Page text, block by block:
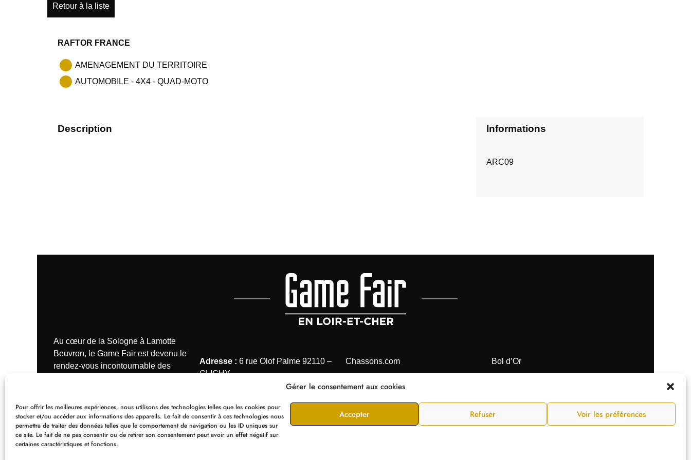
Gérer le consentement aux cookies
Pour offrir les meilleures expériences, nous utilisons des technologies telles que les cookies pour
stocker et/ou accéder aux informations des appareils. Le fait de consentir à ces technologies nous
permettra de traiter des données telles que le comportement de navigation ou les ID uniques sur
ce site. Le fait de ne pas consentir ou de retirer son consentement peut avoir un effet négatif sur
certaines caractéristiques et fonctions.
Accepter Refuser Voir les préférences
Retour à la liste
RAFTOR FRANCE
AMENAGEMENT DU TERRITOIRE
AUTOMOBILE - 4X4 - QUAD-MOTO
Description Informations
ARC09
Au cœur de la Sologne à Lamotte
Beuvron, le Game Fair est devenu le
rendez-vous incontournable des
Adresse : 6 rue Olof Palme 92110 –
CLICHY
Mail : organisation@editions-
lariviere.com
Chassons.com
Bol d’Or